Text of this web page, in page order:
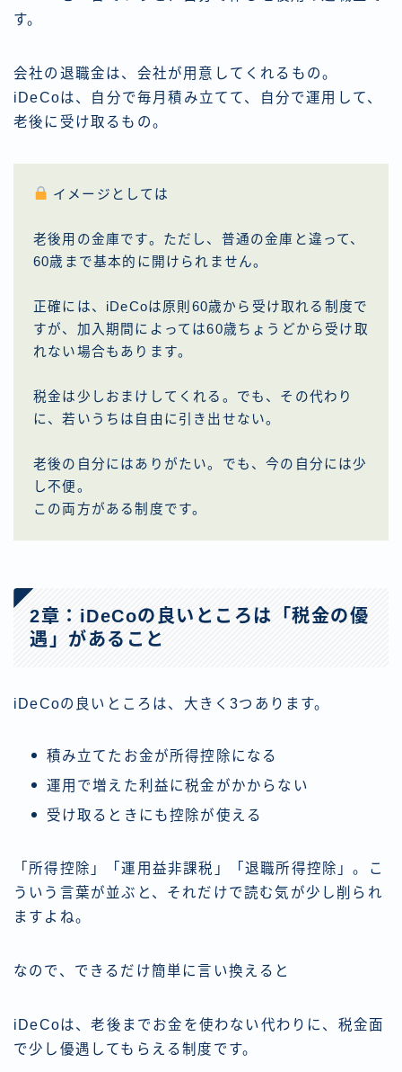
す。
会社の退職金は、会社が用意してくれるもの。
iDeCoは、自分で毎月積み立てて、自分で運用して、
老後に受け取るもの。
イメージとしては
老後用の金庫です。ただし、普通の金庫と違って、
60歳まで基本的に開けられません。
正確には、iDeCoは原則60歳から受け取れる制度で
すが、加入期間によっては60歳ちょうどから受け取
れない場合もあります。
税金は少しおまけしてくれる。でも、その代わり
に、若いうちは自由に引き出せない。
老後の自分にはありがたい。でも、今の自分には少
し不便。
この両方がある制度です。
2章：iDeCoの良いところは「税金の優
遇」があること
iDeCoの良いところは、大きく3つあります。
積み立てたお金が所得控除になる
運用で増えた利益に税金がかからない
受け取るときにも控除が使える
「所得控除」「運用益非課税」「退職所得控除」。こ
ういう言葉が並ぶと、それだけで読む気が少し削られ
ますよね。
なので、できるだけ簡単に言い換えると
iDeCoは、老後までお金を使わない代わりに、税金面
で少し優遇してもらえる制度です。